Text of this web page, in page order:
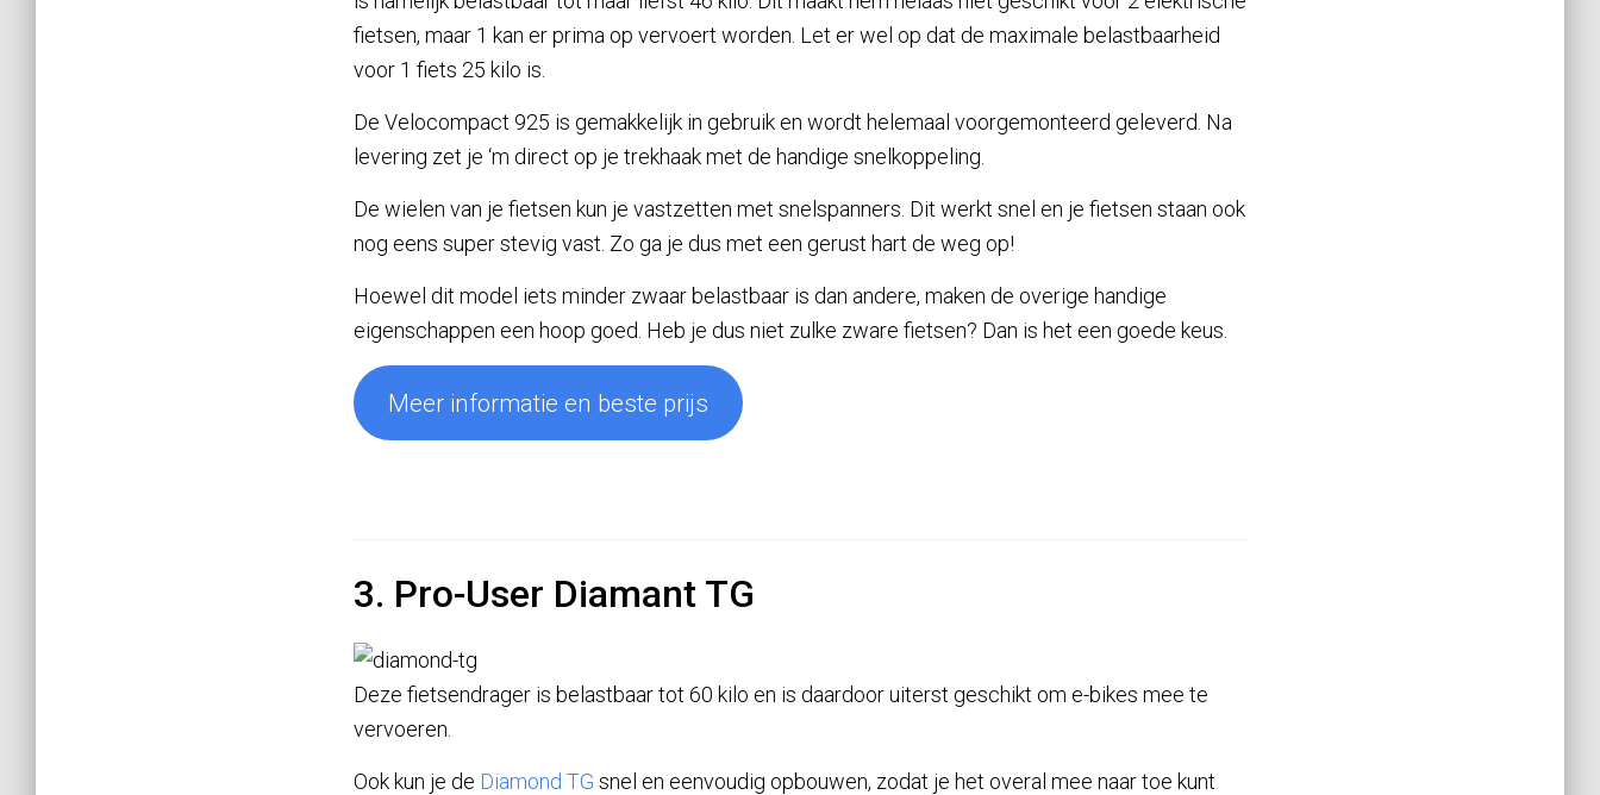
fietsen, maar 1 kan er prima op vervoert worden. Let er wel op dat de maximale belastbaarheid
voor 1 fiets 25 kilo is.
De Velocompact 925 is gemakkelijk in gebruik en wordt helemaal voorgemonteerd geleverd. Na
levering zet je ‘m direct op je trekhaak met de handige snelkoppeling.
De wielen van je fietsen kun je vastzetten met snelspanners. Dit werkt snel en je fietsen staan ook
nog eens super stevig vast. Zo ga je dus met een gerust hart de weg op!
Hoewel dit model iets minder zwaar belastbaar is dan andere, maken de overige handige
eigenschappen een hoop goed. Heb je dus niet zulke zware fietsen? Dan is het een goede keus.
Meer informatie en beste prijs
3. Pro-User Diamant TG
Deze fietsendrager is belastbaar tot 60 kilo en is daardoor uiterst geschikt om e-bikes mee te
vervoeren.
Ook kun je de Diamond TG snel en eenvoudig opbouwen, zodat je het overal mee naar toe kunt